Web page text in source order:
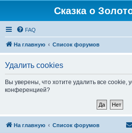
Сказка о
FAQ
На главную Список форумов
Удалить cookies
Вы уверены, что хотите удалить все cookie,
конференцией?
На главную Список форумов